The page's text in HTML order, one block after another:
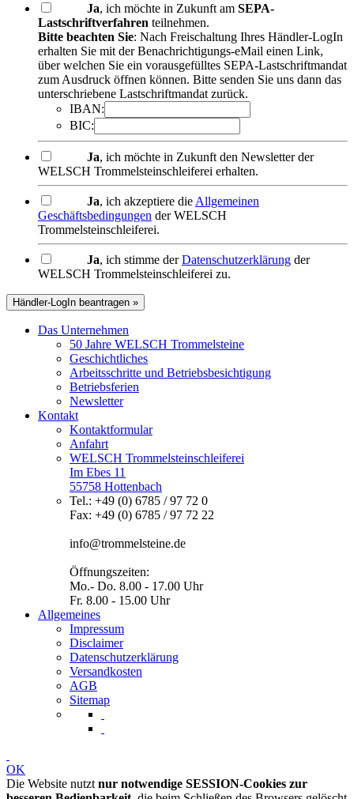
Ja, ich möchte in Zukunft am SEPA-
Lastschriftverfahren teilnehmen.
Bitte beachten Sie: Nach Freischaltung Ihres Händler-LogIn
erhalten Sie mit der Benachrichtigungs-eMail einen Link,
über welchen Sie ein vorausgefülltes SEPA-Lastschriftmandat
zum Ausdruck öffnen können. Bitte senden Sie uns dann das
unterschriebene Lastschriftmandat zurück.
IBAN:
BIC:
Ja, ich möchte in Zukunft den Newsletter der
WELSCH Trommelsteinschleiferei erhalten.
Ja, ich akzeptiere die Allgemeinen
Geschäftsbedingungen der WELSCH
Trommelsteinschleiferei.
Ja, ich stimme derDatenschutzerklärung der
WELSCH Trommelsteinschleiferei zu.
Händler-LogIn beantragen »
Das Unternehmen
50 Jahre WELSCH Trommelsteine
Geschichtliches
Arbeitsschritte und Betriebsbesichtigung
Betriebsferien
Newsletter
Kontakt
Kontaktformular
Anfahrt
WELSCH Trommelsteinschleiferei
Im Ebes 11
55758 Hottenbach
Tel.: +49 (0) 6785 / 97 72 0
Fax: +49 (0) 6785 / 97 72 22
info@trommelsteine.de
Öffnungszeiten:
Mo.- Do. 8.00 - 17.00 Uhr
Fr. 8.00 - 15.00 Uhr
Allgemeines
Impressum
Disclaimer
Datenschutzerklärung
Versandkosten
AGB
Sitemap
OK
Die Website nutzt nur notwendige SESSION-Cookies zur